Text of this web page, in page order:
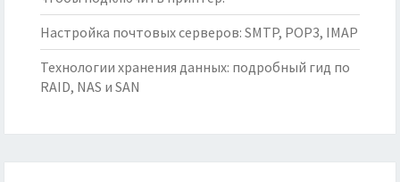
Настройка почтовых серверов: SMTP, POP3, IMAP
Технологии хранения данных: подробный гид по
RAID, NAS и SAN